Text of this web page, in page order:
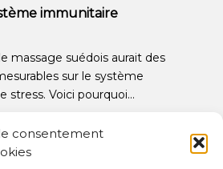
consentement
immunitaire
massage suédois aurait des
sur le système
stress. Voici pourquoi...